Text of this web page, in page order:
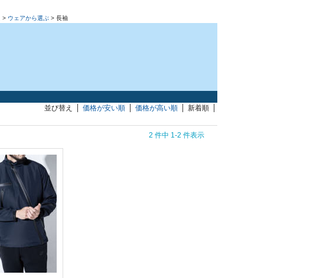
> ウェアから選ぶ > 長袖
並び替え 価格が安い順 価格が高い順 新着順
2 件中 1-2 件表示